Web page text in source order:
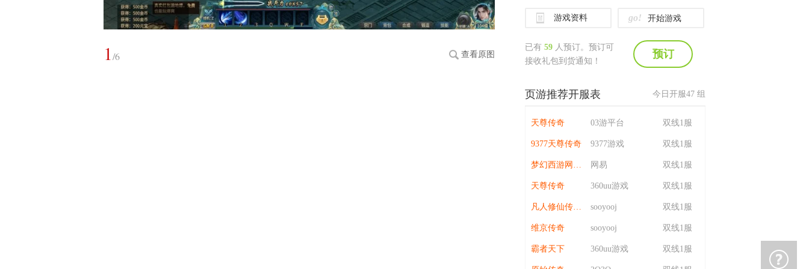
1/6 查看原图
游戏资料 go! 开始游戏
已有 59 人预订。预订可
接收礼包到货通知！
预订
页游推荐开服表 今日开服47 组
天尊传奇 03游平台 双线1服
9377天尊传奇 9377游戏 双线1服
梦幻西游网页版 网易 双线1服
天尊传奇 360uu游戏 双线1服
凡人修仙传：星海飞驰 sooyooj 双线1服
维京传奇 sooyooj 双线1服
霸者天下 360uu游戏 双线1服